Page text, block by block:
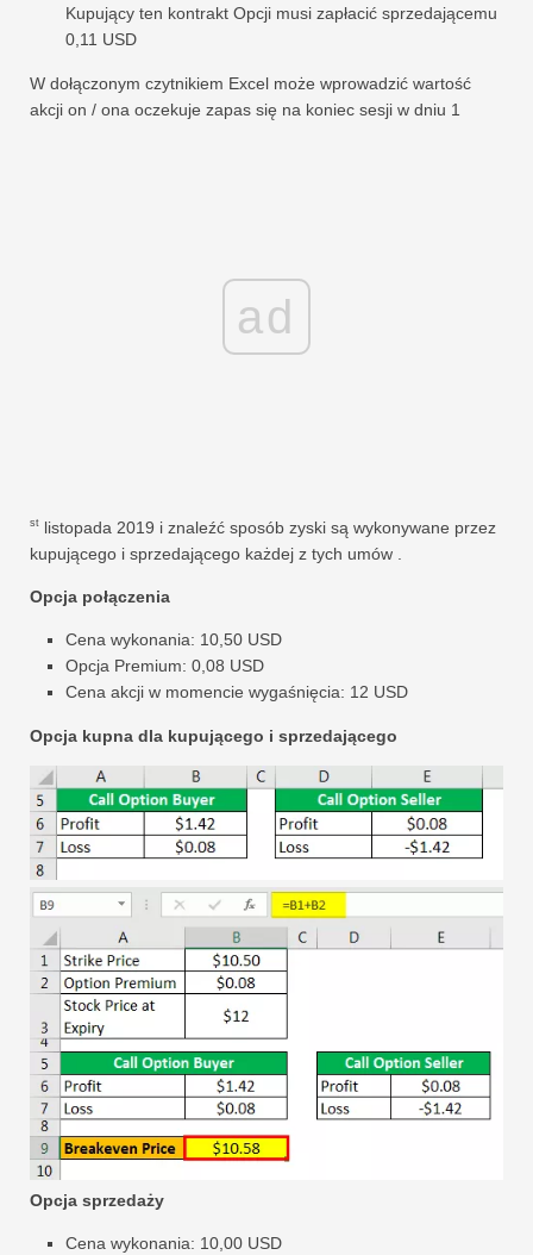
Kupujący ten kontrakt Opcji musi zapłacić sprzedającemu
0,11 USD
W dołączonym czytnikiem Excel może wprowadzić wartość
akcji on / ona oczekuje zapas się na koniec sesji w dniu 1
ad
st listopada 2019 i znaleźć sposób zyski są wykonywane przez
kupującego i sprzedającego każdej z tych umów .
Opcja połączenia
Cena wykonania: 10,50 USD
Opcja Premium: 0,08 USD
Cena akcji w momencie wygaśnięcia: 12 USD
Opcja kupna dla kupującego i sprzedającego
Opcja sprzedaży
Cena wykonania: 10,00 USD